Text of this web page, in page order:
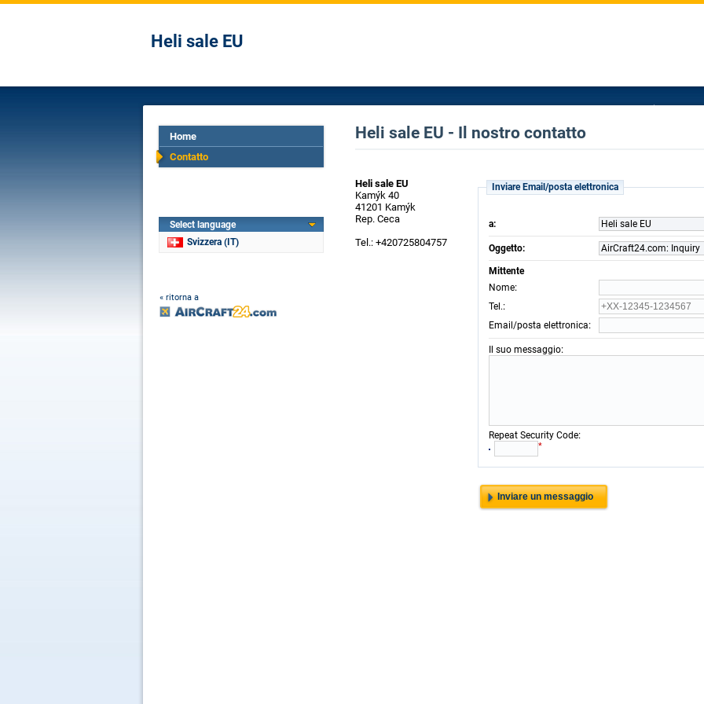
Heli sale EU
Home
Contatto
Select language
Svizzera (IT)
« ritorna a
Heli sale EU - Il nostro contatto
Heli sale EU
Kamýk 40
41201 Kamýk
Rep. Ceca
Tel.: +420725804757
Inviare Email/posta elettronica
a: Heli sale EU
Oggetto: AirCraft24.com: Inquiry
Mittente
Nome:
Tel.:
Email/posta elettronica:
Il suo messaggio:
Repeat Security Code:
*